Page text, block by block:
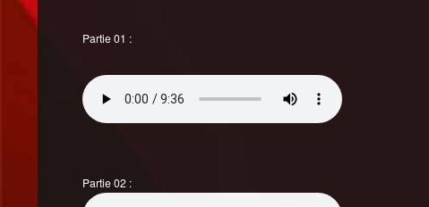
Partie 01 :
Partie 02 :